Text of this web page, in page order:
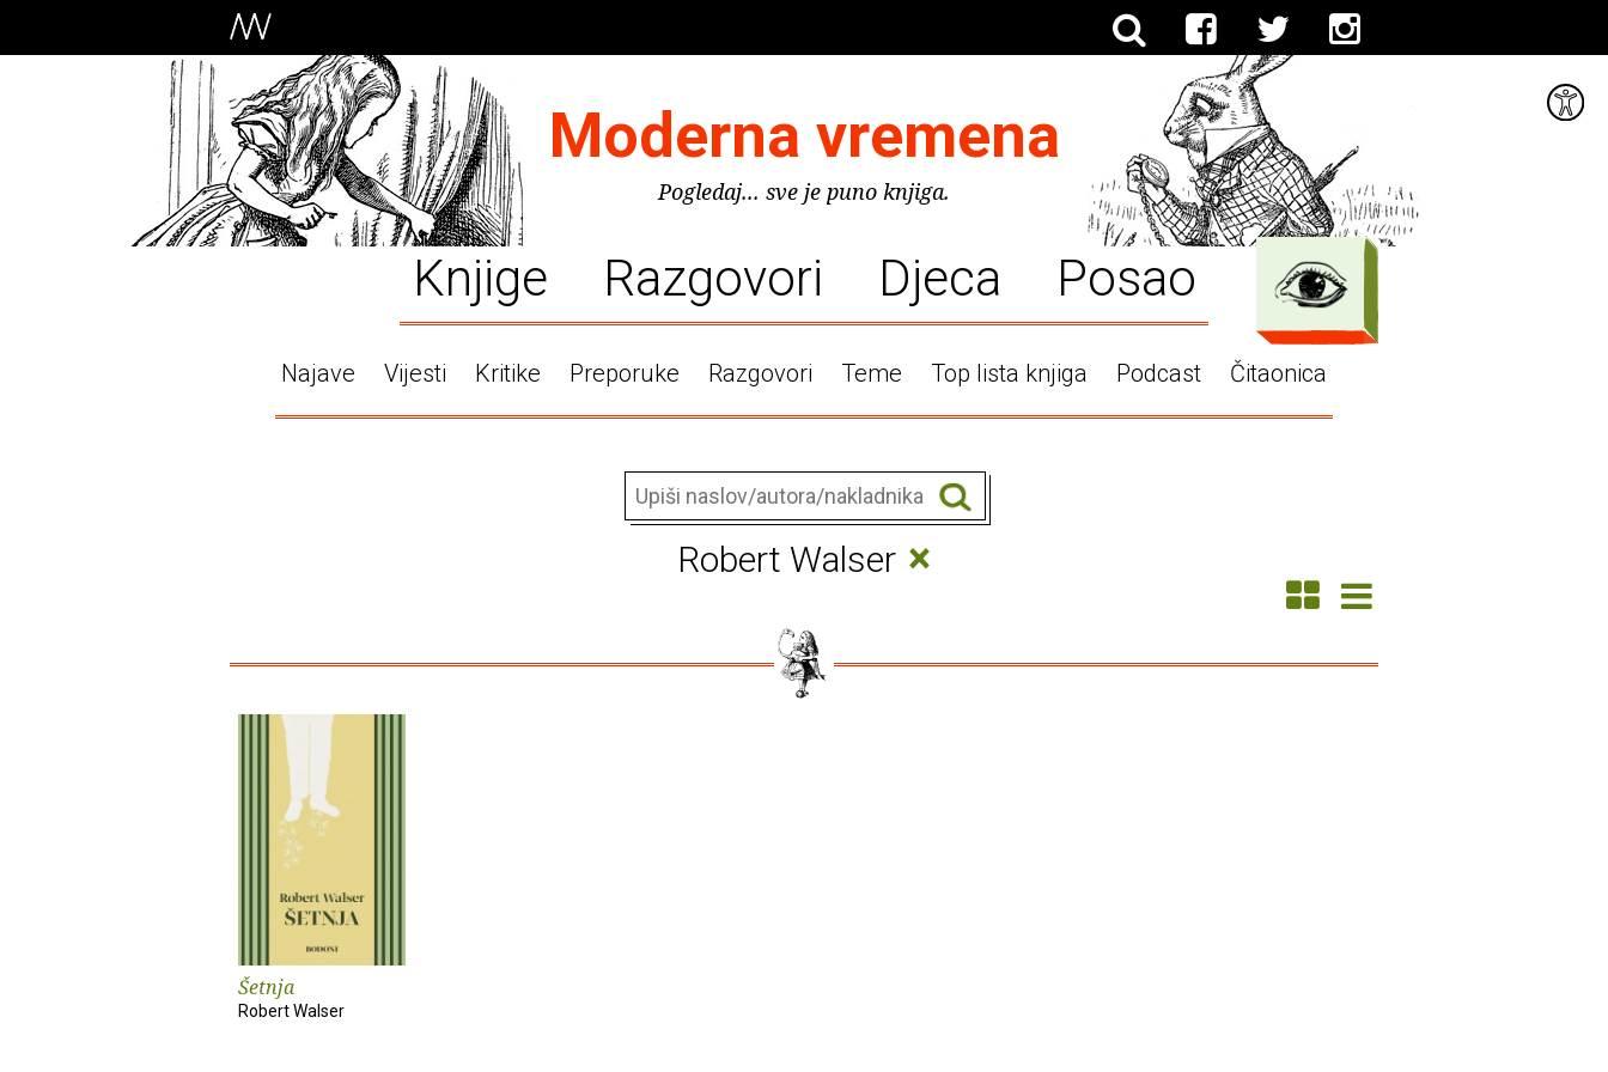
Moderna vremena
Pogledaj... sve je puno knjiga.
Knjige Razgovori Djeca Posao
Najave Vijesti Kritike Preporuke Razgovori Teme Top lista knjiga Podcast Čitaonica
Robert Walser ×
Šetnja
Robert Walser